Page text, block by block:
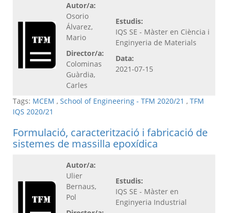
Autor/a:
Osorio
Álvarez,
Mario
Director/a:
Colominas
Guàrdia,
Carles
Estudis:
IQS SE - Màster en Ciència i
Enginyeria de Materials
Data:
2021-07-15
Tags: MCEM , School of Engineering - TFM 2020/21 , TFM
IQS 2020/21
Formulació, caracterització i fabricació de
sistemes de massilla epoxídica
Autor/a:
Ulier
Bernaus,
Pol
Estudis:
IQS SE - Màster en
Enginyeria Industrial